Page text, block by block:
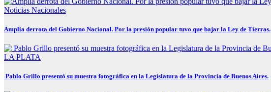
Noticias Nacionales
Amplia derrota del Gobierno Nacional. Por la presión popular tuvo que bajar la Ley de Tierras.
LA PLATA
Pablo Grillo presentó su muestra fotográfica en la Legislatura de la Provincia de Buenos Aires.